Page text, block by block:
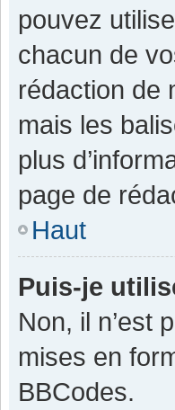
pouvez
chacun de
rédaction de
mais les
plus
page de
Haut
Puis-je
Non, il n’est
mises en
BBCodes.